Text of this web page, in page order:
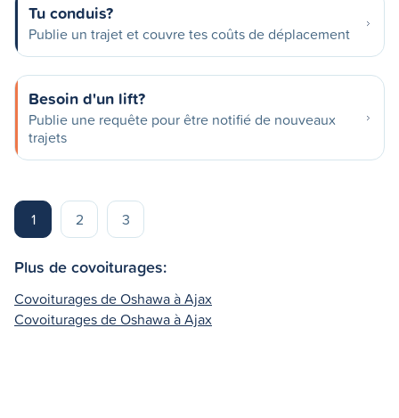
Tu conduis?
Publie un trajet et couvre tes coûts de déplacement
Besoin d'un lift?
Publie une requête pour être notifié de nouveaux
trajets
1 2 3
Plus de covoiturages:
Covoiturages de Oshawa à Ajax
Covoiturages de Oshawa à Ajax